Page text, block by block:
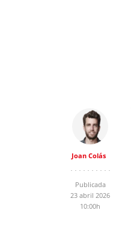
Joan Colás
Publicada
23 abril 2026
10:00h